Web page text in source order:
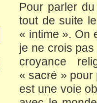
Pour parler
tout de suite
« intime ». On
je ne crois pas
croyance
« sacré » pour
est une voie